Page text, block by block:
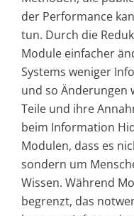
der Performance
tun. Durch die
Module einfacher
Systems weniger
und so Änderungen
Teile und ihre
beim Information
Modulen, dass es
sondern um
Wissen. Während
begrenzt, das